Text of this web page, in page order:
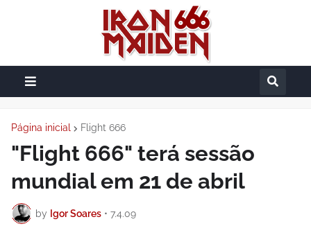
Página inicial Flight 666
"Flight 666" terá sessão
mundial em 21 de abril
by Igor Soares • 7.4.09